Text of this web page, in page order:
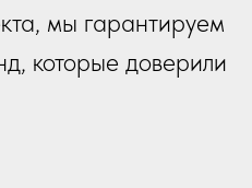
мы гарантируем
которые доверили